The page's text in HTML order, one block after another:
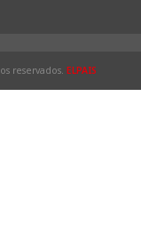
reservados.ELPAIS